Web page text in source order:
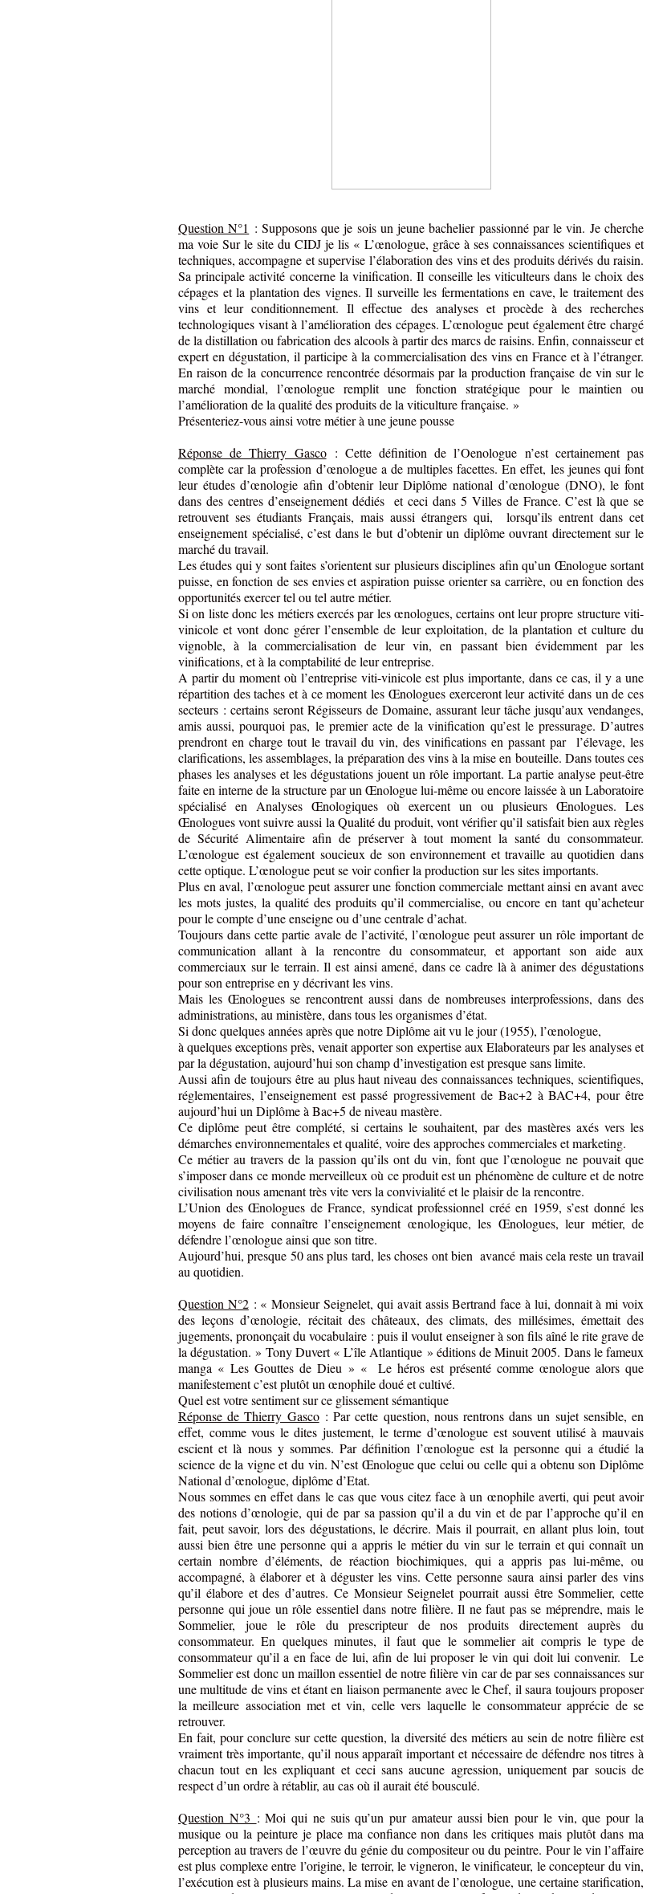
Question N°1 : Supposons que je sois un jeune bachelier passionné par le vin. Je cherche
ma voie Sur le site du CIDJ je lis « L’œnologue, grâce à ses connaissances scientifiques et
techniques, accompagne et supervise l’élaboration des vins et des produits dérivés du raisin.
Sa principale activité concerne la vinification. Il conseille les viticulteurs dans le choix des
cépages et la plantation des vignes. Il surveille les fermentations en cave, le traitement des
vins et leur conditionnement. Il effectue des analyses et procède à des recherches
technologiques visant à l’amélioration des cépages. L’œnologue peut également être chargé
de la distillation ou fabrication des alcools à partir des marcs de raisins. Enfin, connaisseur et
expert en dégustation, il participe à la commercialisation des vins en France et à l’étranger.
En raison de la concurrence rencontrée désormais par la production française de vin sur le
marché mondial, l’œnologue remplit une fonction stratégique pour le maintien ou
l’amélioration de la qualité des produits de la viticulture française. »
Présenteriez-vous ainsi votre métier à une jeune pousse
Réponse de Thierry Gasco: Cette définition de l’Oenologue n’est certainement pas
complète car la profession d’œnologue a de multiples facettes. En effet, les jeunes qui font
leur études d’œnologie afin d’obtenir leur Diplôme national d’œnologue (DNO), le font
dans des centres d’enseignement dédiés et ceci dans 5 Villes de France. C’est là que se
retrouvent ses étudiants Français, mais aussi étrangers qui,
lorsqu’ils entrent dans cet
enseignement spécialisé, c’est dans le but d’obtenir un diplôme ouvrant directement sur le
marché du travail.
Les études qui y sont faites s’orientent sur plusieurs disciplines afin qu’un Œnologue sortant
puisse, en fonction de ses envies et aspiration puisse orienter sa carrière, ou en fonction des
opportunités exercer tel ou tel autre métier.
Si on liste donc les métiers exercés par les œnologues, certains ont leur propre structure viti-
vinicole et vont donc gérer l’ensemble de leur exploitation, de la plantation et culture du
vignoble, à la commercialisation de leur vin, en passant bien évidemment par les
vinifications, et à la comptabilité de leur entreprise.
A partir du moment où l’entreprise viti-vinicole est plus importante, dans ce cas, il y a une
répartition des taches et à ce moment les Œnologues exerceront leur activité dans un de ces
secteurs : certains seront Régisseurs de Domaine, assurant leur tâche jusqu’aux vendanges,
amis aussi, pourquoi pas, le premier acte de la vinification qu’est le pressurage. D’autres
prendront en charge tout le travail du vin, des vinifications en passant par
l’élevage, les
clarifications, les assemblages, la préparation des vins à la mise en bouteille. Dans toutes ces
phases les analyses et les dégustations jouent un rôle important. La partie analyse peut-être
faite en interne de la structure par un Œnologue lui-même ou encore laissée à un Laboratoire
spécialisé en Analyses Œnologiques où exercent un ou plusieurs Œnologues. Les
Œnologues vont suivre aussi la Qualité du produit, vont vérifier qu’il satisfait bien aux règles
de Sécurité Alimentaire afin de préserver à tout moment la santé du consommateur.
L’œnologue est également soucieux de son environnement et travaille au quotidien dans
cette optique. L’œnologue peut se voir confier la production sur les sites importants.
Plus en aval, l’œnologue peut assurer une fonction commerciale mettant ainsi en avant avec
les mots justes, la qualité des produits qu’il commercialise, ou encore en tant qu’acheteur
pour le compte d’une enseigne ou d’une centrale d’achat.
Toujours dans cette partie avale de l’activité, l’œnologue peut assurer un rôle important de
communication allant à la rencontre du consommateur, et apportant son aide aux
commerciaux sur le terrain. Il est ainsi amené, dans ce cadre là à animer des dégustations
pour son entreprise en y décrivant les vins.
Mais les Œnologues se rencontrent aussi dans de nombreuses interprofessions, dans des
administrations, au ministère, dans tous les organismes d’état.
Si donc quelques années après que notre Diplôme ait vu le jour (1955), l’œnologue,
à quelques exceptions près, venait apporter son expertise aux Elaborateurs par les analyses et
par la dégustation, aujourd’hui son champ d’investigation est presque sans limite.
Aussi afin de toujours être au plus haut niveau des connaissances techniques, scientifiques,
réglementaires, l’enseignement est passé progressivement de Bac+2 à BAC+4, pour être
aujourd’hui un Diplôme à Bac+5 de niveau mastère.
Ce diplôme peut être complété, si certains le souhaitent, par des mastères axés vers les
démarches environnementales et qualité, voire des approches commerciales et marketing.
Ce métier au travers de la passion qu’ils ont du vin, font que l’œnologue ne pouvait que
s’imposer dans ce monde merveilleux où ce produit est un phénomène de culture et de notre
civilisation nous amenant très vite vers la convivialité et le plaisir de la rencontre.
L’Union des Œnologues de France, syndicat professionnel créé en 1959, s’est donné les
moyens de faire connaître l’enseignement œnologique, les Œnologues, leur métier, de
défendre l’œnologue ainsi que son titre.
Aujourd’hui, presque 50 ans plus tard, les choses ont bien avancé mais cela reste un travail
au quotidien.
Question N°2: « Monsieur Seignelet, qui avait assis Bertrand face à lui, donnait à mi voix
des leçons d’œnologie, récitait des châteaux, des climats, des millésimes, émettait des
jugements, prononçait du vocabulaire : puis il voulut enseigner à son fils aîné le rite grave de
la dégustation. » Tony Duvert « L’île Atlantique » éditions de Minuit 2005. Dans le fameux
manga « Les Gouttes de Dieu » « Le héros est présenté comme œnologue alors que
manifestement c’est plutôt un œnophile doué et cultivé.
Quel est votre sentiment sur ce glissement sémantique
Réponse de Thierry Gasco: Par cette question, nous rentrons dans un sujet sensible, en
effet, comme vous le dites justement, le terme d’œnologue est souvent utilisé à mauvais
escient et là nous y sommes. Par définition l’œnologue est la personne qui a étudié la
science de la vigne et du vin. N’est Œnologue que celui ou celle qui a obtenu son Diplôme
National d’œnologue, diplôme d’Etat.
Nous sommes en effet dans le cas que vous citez face à un œnophile averti, qui peut avoir
des notions d’œnologie, qui de par sa passion qu’il a du vin et de par l’approche qu’il en
fait, peut savoir, lors des dégustations, le décrire. Mais il pourrait, en allant plus loin, tout
aussi bien être une personne qui a appris le métier du vin sur le terrain et qui connaît un
certain nombre d’éléments, de réaction biochimiques, qui a appris pas lui-même, ou
accompagné, à élaborer et à déguster les vins. Cette personne saura ainsi parler des vins
qu’il élabore et des d’autres. Ce Monsieur Seignelet pourrait aussi être Sommelier, cette
personne qui joue un rôle essentiel dans notre filière. Il ne faut pas se méprendre, mais le
Sommelier, joue le rôle du prescripteur de nos produits directement auprès du
consommateur. En quelques minutes, il faut que le sommelier ait compris le type de
consommateur qu’il a en face de lui, afin de lui proposer le vin qui doit lui convenir.
Le
Sommelier est donc un maillon essentiel de notre filière vin car de par ses connaissances sur
une multitude de vins et étant en liaison permanente avec le Chef, il saura toujours proposer
la meilleure association met et vin, celle vers laquelle le consommateur apprécie de se
retrouver.
En fait, pour conclure sur cette question, la diversité des métiers au sein de notre filière est
vraiment très importante, qu’il nous apparaît important et nécessaire de défendre nos titres à
chacun tout en les expliquant et ceci sans aucune agression, uniquement par soucis de
respect d’un ordre à rétablir, au cas où il aurait été bousculé.
Question N°3 : Moi qui ne suis qu’un pur amateur aussi bien pour le vin, que pour la
musique ou la peinture je place ma confiance non dans les critiques mais plutôt dans ma
perception au travers de l’œuvre du génie du compositeur ou du peintre. Pour le vin l’affaire
est plus complexe entre l’origine, le terroir, le vigneron, le vinificateur, le concepteur du vin,
l’exécution est à plusieurs mains. La mise en avant de l’œnologue, une certaine starification,